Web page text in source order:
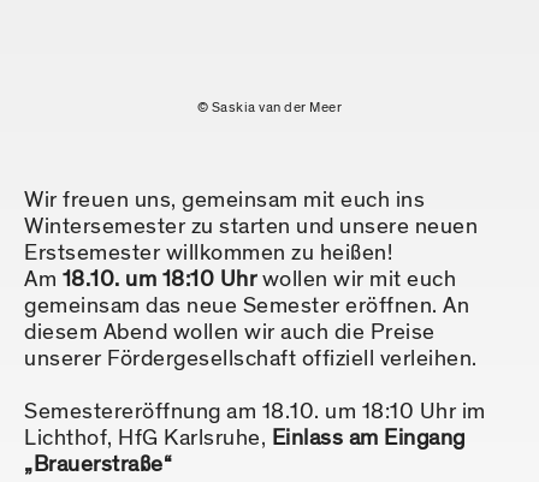
© Saskia van der Meer
Wir freuen uns, gemeinsam mit euch ins
Wintersemester zu starten und unsere neuen
Erstsemester willkommen zu heißen!
Am 18.10. um 18:10 Uhrwollen wir mit euch
gemeinsam das neue Semester eröffnen. An
diesem Abend wollen wir auch die Preise
unserer Fördergesellschaft offiziell verleihen.
Semestereröffnung am 18.10. um 18:10 Uhr im
Lichthof, HfG Karls­ruhe, Einlass am Eingang
„Brauerstraße“